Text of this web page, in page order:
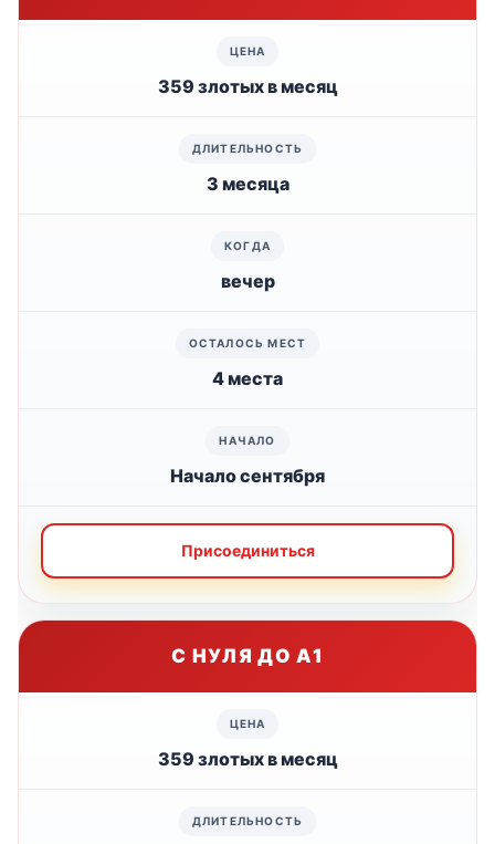
359 злотых в месяц
3 месяца
вечер
4 места
Начало сентября
Присоединиться
С НУЛЯ ДО А1
359 злотых в месяц